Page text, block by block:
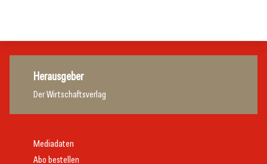
Herausgeber
Der Wirtschaftsverlag
Mediadaten
Abo bestellen